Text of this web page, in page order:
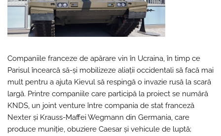
Companiile franceze de apărare vin în Ucraina, în timp ce
Parisul încearcă să-și mobilizeze aliații occidentali să facă mai
mult pentru a ajuta Kievul să respingă o invazie rusă la scară
largă. Printre companiile care participă la proiect se numără
KNDS, un joint venture între compania de stat franceză
Nexter și Krauss-Maffei Wegmann din Germania, care
produce muniție, obuziere Caesar și vehicule de luptă;